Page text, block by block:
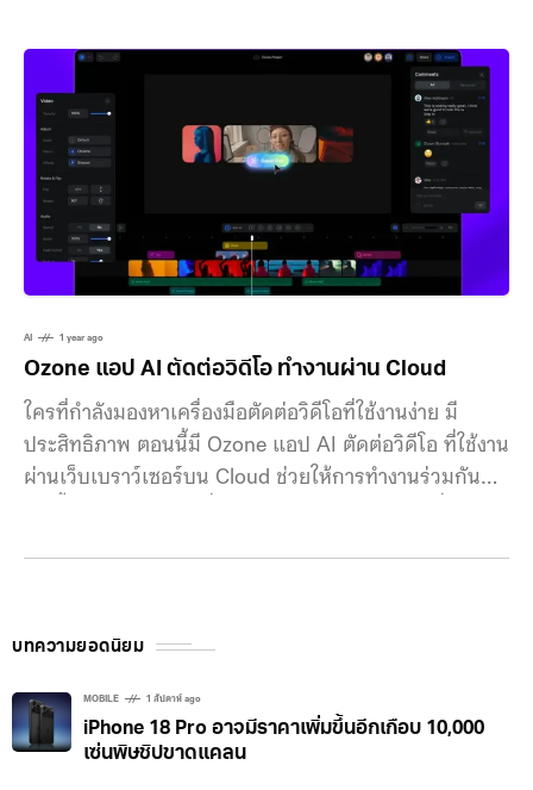
AI 1 year ago
Ozone แอป AI ตัดต่อวิดีโอ ทำงานผ่าน Cloud
ใครที่กำลังมองหาเครื่องมือตัดต่อวิดีโอที่ใช้งานง่าย มี
ประสิทธิภาพ ตอนนี้มี Ozone แอป AI ตัดต่อวิดีโอ ที่ใช้งาน
ผ่านเว็บเบราว์เซอร์บน Cloud ช่วยให้การทำงานร่วมกัน
อาชีพเข้ากับความสามารถของ AI เพื่อให้นักการตลาด คอน
ต้องลดคุณภาพรองรับการตัดต่อที่ความละเอียดสูงสุด 8K
ส่วนฟีเจอร์ AI ก็จัดเต็ม รองรับการสร้างวิดีโอจาก Text
บทความยอดนิยม
MOBILE 1 สัปดาห์ ago
iPhone 18 Pro อาจมีราคาเพิ่มขึ้นอีกเกือบ 10,000
เซ่นพิษชิปขาดแคลน